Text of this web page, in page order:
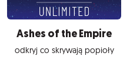
Ashes of the Empire
odkryj co skrywają popioły